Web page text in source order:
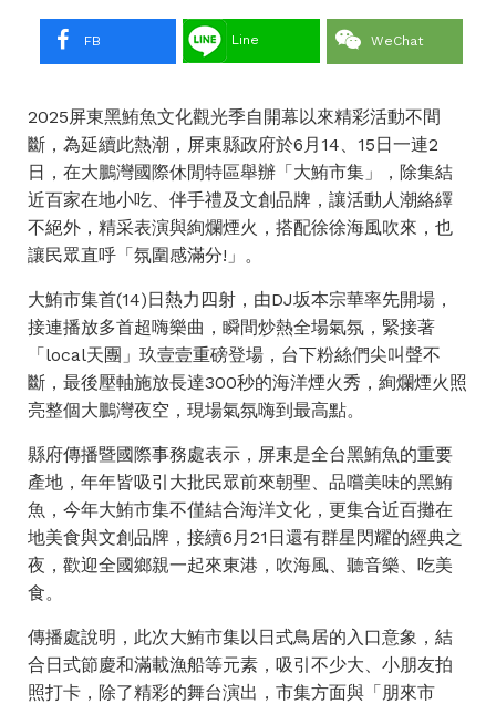
FB Line WeChat
2025屏東黑鮪魚文化觀光季自開幕以來精彩活動不間
斷，為延續此熱潮，屏東縣政府於6月14、15日一連2
日，在大鵬灣國際休閒特區舉辦「大鮪市集」，除集結
近百家在地小吃、伴手禮及文創品牌，讓活動人潮絡繹
不絕外，精采表演與絢爛煙火，搭配徐徐海風吹來，也
讓民眾直呼「氛圍感滿分!」。
大鮪市集首(14)日熱力四射，由DJ坂本宗華率先開場，
接連播放多首超嗨樂曲，瞬間炒熱全場氣氛，緊接著
「local天團」玖壹壹重磅登場，台下粉絲們尖叫聲不
斷，最後壓軸施放長達300秒的海洋煙火秀，絢爛煙火照
亮整個大鵬灣夜空，現場氣氛嗨到最高點。
縣府傳播暨國際事務處表示，屏東是全台黑鮪魚的重要
產地，年年皆吸引大批民眾前來朝聖、品嚐美味的黑鮪
魚，今年大鮪市集不僅結合海洋文化，更集合近百攤在
地美食與文創品牌，接續6月21日還有群星閃耀的經典之
夜，歡迎全國鄉親一起來東港，吹海風、聽音樂、吃美
食。
傳播處說明，此次大鮪市集以日式鳥居的入口意象，結
合日式節慶和滿載漁船等元素，吸引不少大、小朋友拍
照打卡，除了精彩的舞台演出，市集方面與「朋來市